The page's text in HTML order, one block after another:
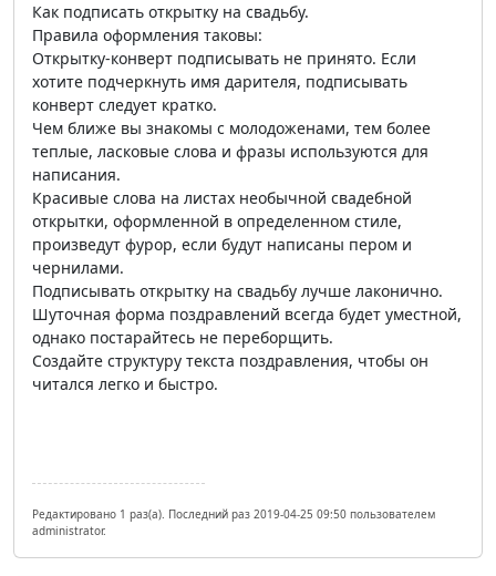
Как подписать открытку на свадьбу.
Правила оформления таковы:
Открытку-конверт подписывать не принято. Если
хотите подчеркнуть имя дарителя, подписывать
конверт следует кратко.
Чем ближе вы знакомы с молодоженами, тем более
теплые, ласковые слова и фразы используются для
написания.
Красивые слова на листах необычной свадебной
открытки, оформленной в определенном стиле,
произведут фурор, если будут написаны пером и
чернилами.
Подписывать открытку на свадьбу лучше лаконично.
Шуточная форма поздравлений всегда будет уместной,
однако постарайтесь не переборщить.
Создайте структуру текста поздравления, чтобы он
читался легко и быстро.
Редактировано 1 раз(а). Последний раз 2019-04-25 09:50 пользователем
administrator.